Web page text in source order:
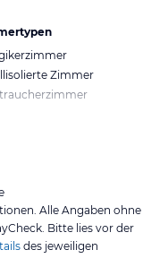
Zimmer
Alle Angaben ohne
Bitte lies vor der
des jeweiligen